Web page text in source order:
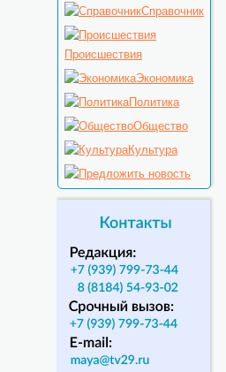
Справочник
Происшествия
Экономика
Политика
Общество
Культура